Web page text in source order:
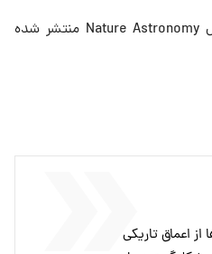
یافته‌های این پژوهش در ژورنال Nature Astronomy منتشر شده
اعماق تاریکی